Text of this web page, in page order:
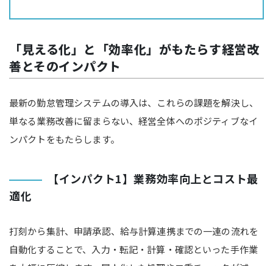
「見える化」と「効率化」がもたらす経営改
善とそのインパクト
最新の勤怠管理システムの導入は、これらの課題を解決し、
単なる業務改善に留まらない、経営全体へのポジティブなイ
ンパクトをもたらします。
【インパクト1】業務効率向上とコスト最
適化
打刻から集計、申請承認、給与計算連携までの一連の流れを
自動化することで、入力・転記・計算・確認といった手作業